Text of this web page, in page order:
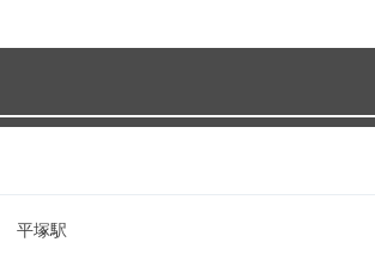
平塚駅